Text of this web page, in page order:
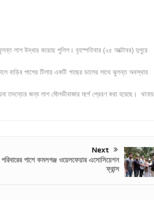
লাশ উদ্ধার করেছে পুলিশ। বৃহস্পতিবার (২৫ অক্টোবর) দুপুরে
বাড়ির পাশের টিলায় একটি গাছের ডালের সাথে ঝুলন্ত অবস্থায়
তদন্তের জন্য লাশ মৌলভীবাজার মর্গে প্রেরণ করা হয়েছে। থানায়
Next
পাশে কমলগঞ্জ ওয়েলফেয়ার এসোসিয়েশন
ফ্রান্স